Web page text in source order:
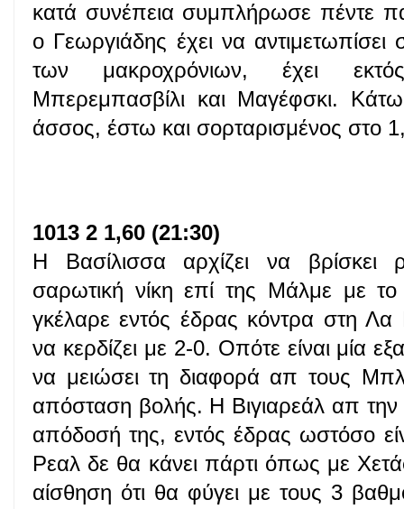
κατά συνέπεια συμπλήρωσε πέντε
ο Γεωργιάδης έχει να
των μακροχρόνιων, έχει
Μπερεμπασβίλι και Μαγέφσκι.
άσσος, έστω και σορταρισμένος στο
1013 2 1,60 (21:30)
Η Βασίλισσα αρχίζει να
σαρωτική νίκη επί της Μάλμε με
γκέλαρε εντός έδρας κόντρα στη Λα
να κερδίζει με 2-0. Οπότε είναι μία
να μειώσει τη διαφορά απ τους
απόσταση βολής. Η Βιγιαρεάλ απ την
απόδοσή της, εντός έδρας ωστόσο
Ρεαλ δε θα κάνει πάρτι όπως με
αίσθηση ότι θα φύγει με τους 3